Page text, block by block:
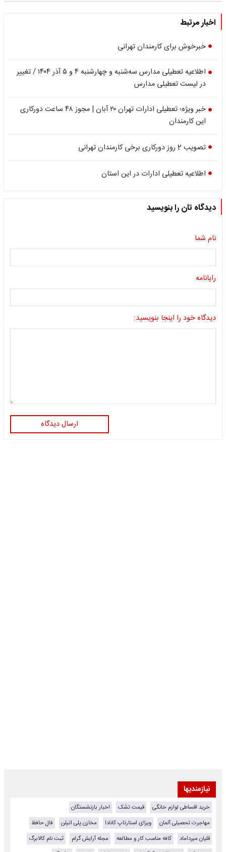
اخبار مرتبط
خبرخوش برای کارمندان تهرانی
اطلاعیه تعطیلی مدارس سه‌شنبه و چهارشنبه ۴ و ۵ آذر ۱۴۰۴ / تغییر
در لیست تعطیلی مدارس
خبر ویژه؛ تعطیلی ادارات تهران ۲۰ آبان | مجوز ۴۸ ساعت دورکاری
این کارمندان
تصویب 2 روز دورکاری برخی کارمندان تهرانی
اطلاعیه تعطیلی ادارات در این استان
دیدگاه تان را بنویسید
نام شما
رایانامه
دیدگاه خود را اینجا بنویسید:
ارسال دیدگاه
نیازمندیها
خرید اقساطی لوازم خانگی قیمت تشک
اخبار بازنشستگان
مهاجرت تحصیلی آلمان
ویزای استارتاپ کانادا مخازن پلی اتیلن
فال حافظ
قلیان میرداماد
کافه مناسب کار و مطالعه مجله آرایش گرام
ثبت نام کالابرگ